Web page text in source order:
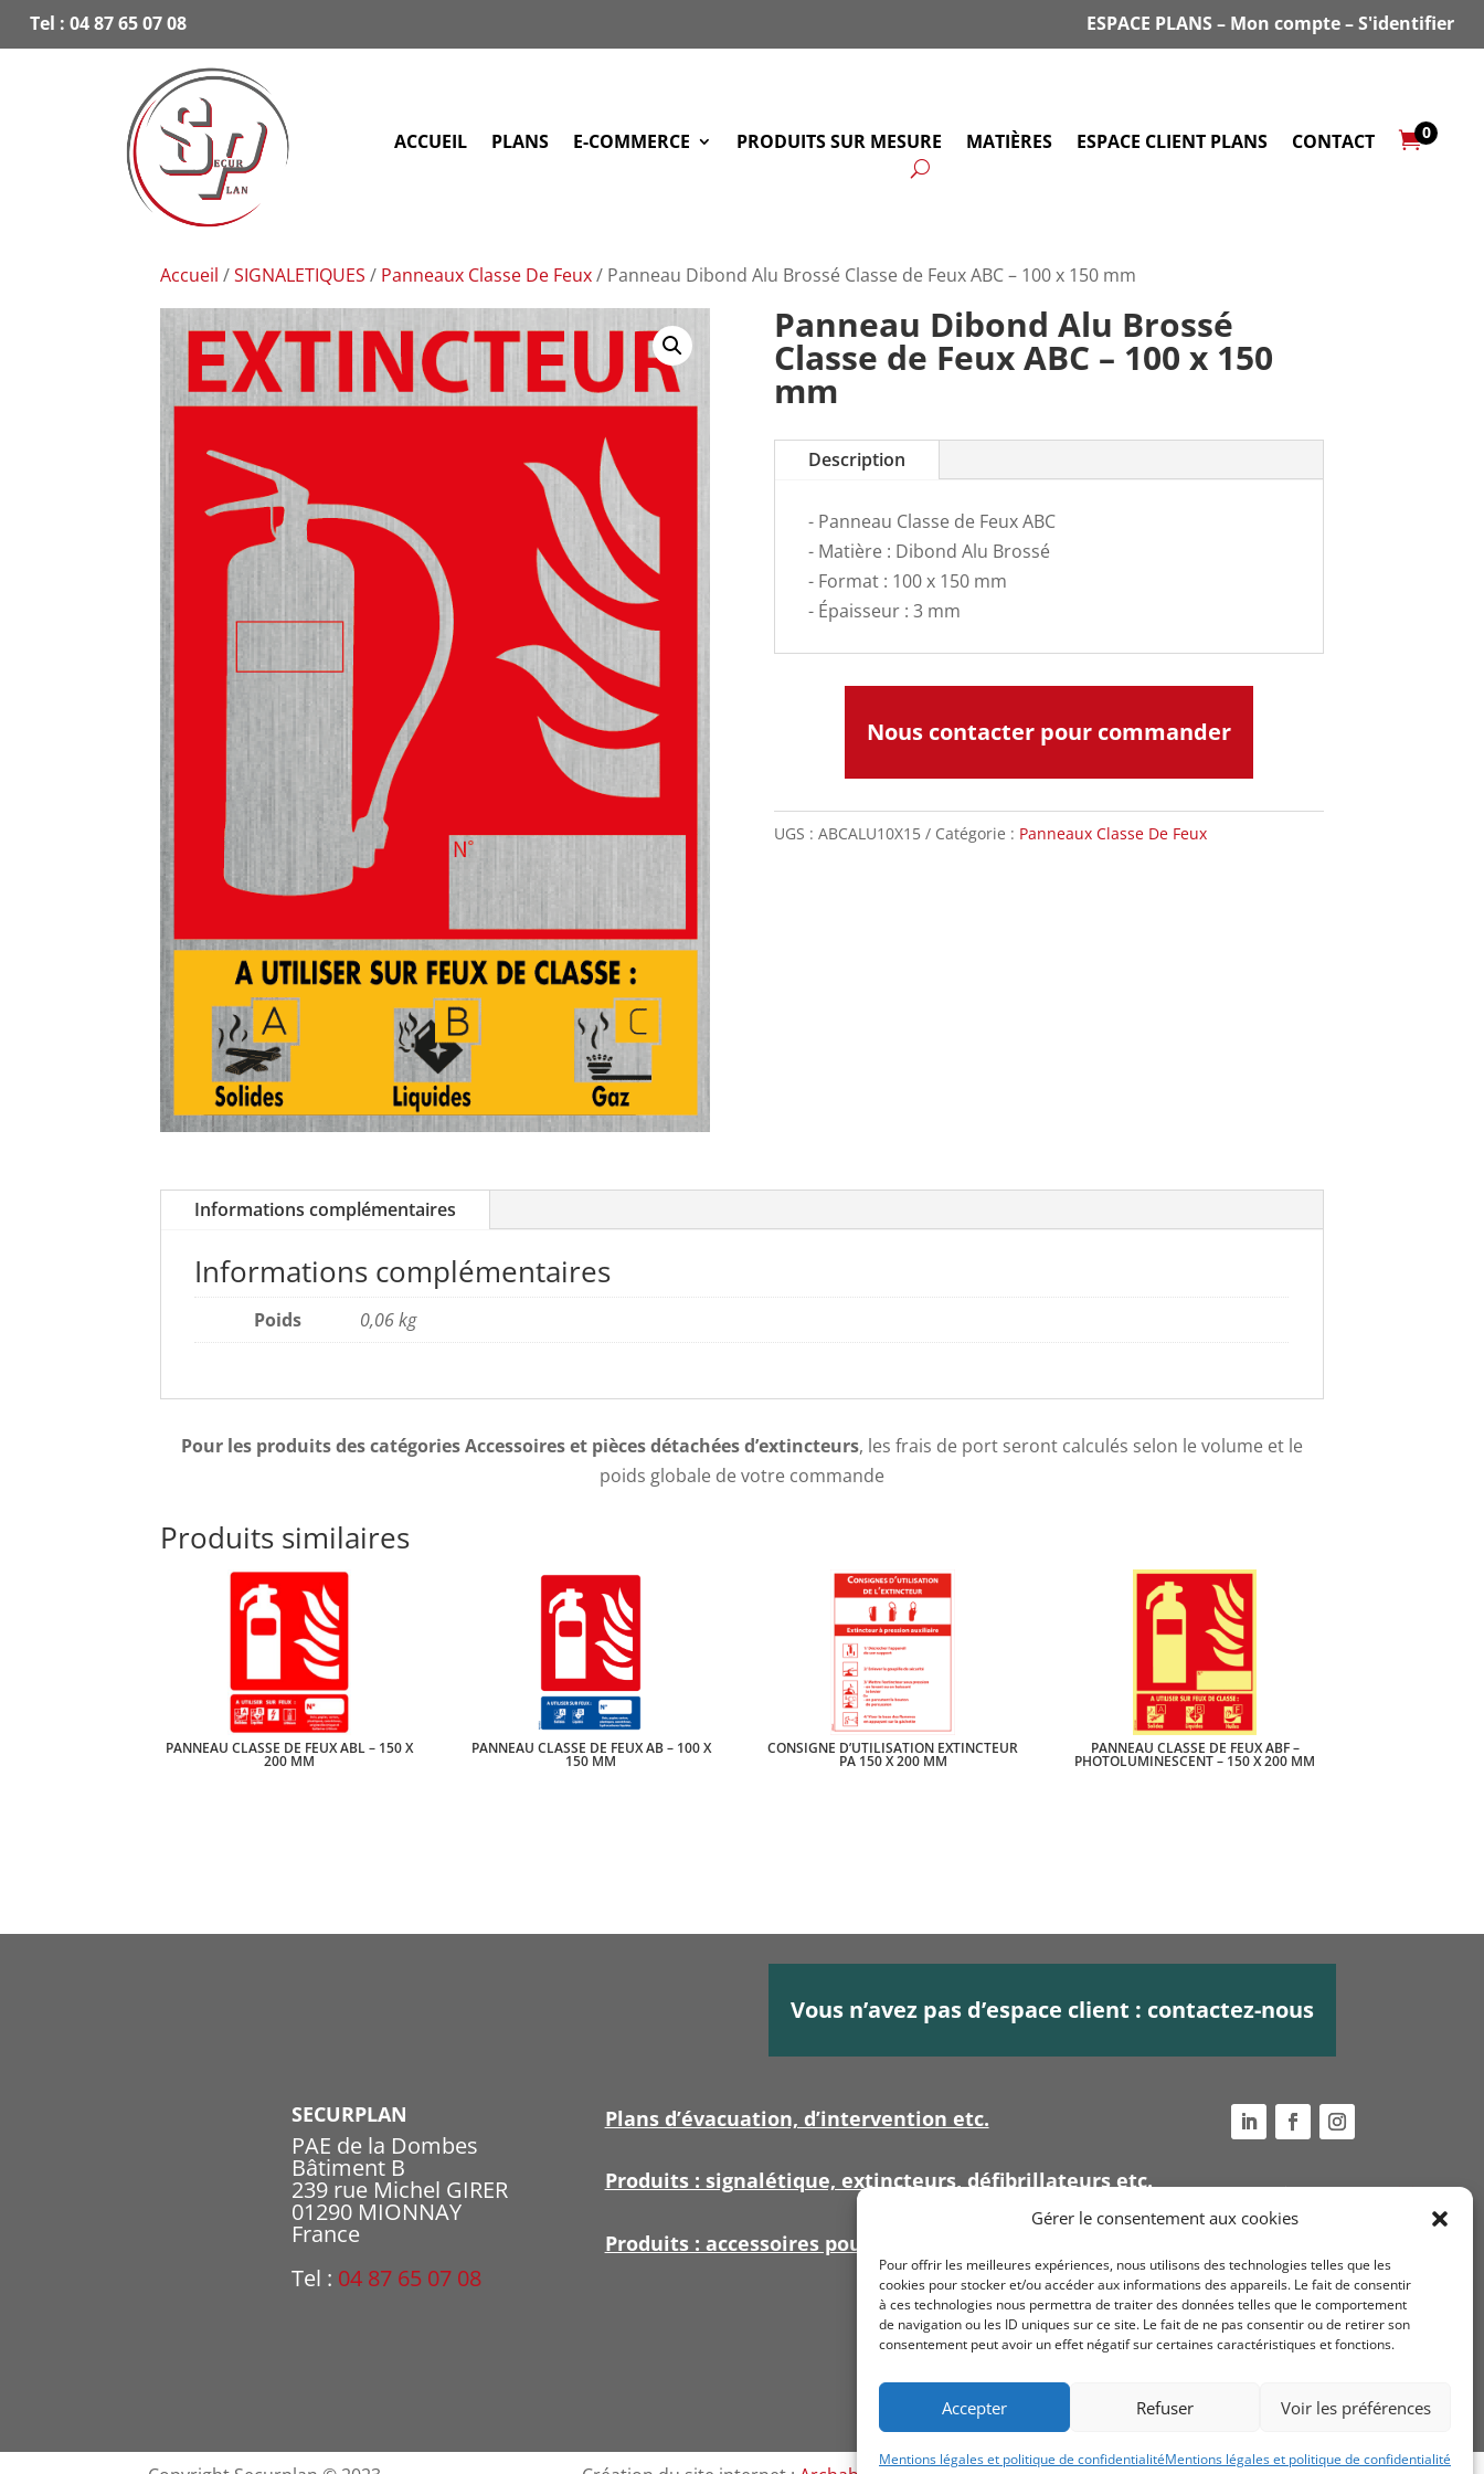
Gérer le consentement aux cookies
Pour offrir les meilleures expériences, nous utilisons des technologies telles que les
cookies pour stocker et/ou accéder aux informations des appareils. Le fait de consentir
à ces technologies nous permettra de traiter des données telles que le comportement
de navigation ou les ID uniques sur ce site. Le fait de ne pas consentir ou de retirer son
consentement peut avoir un effet négatif sur certaines caractéristiques et fonctions.
Accepter Refuser Voir les préférences
Mentions légales et politique de confidentialitéMentions légales et politique de confidentialité
Tel : 04 87 65 07 08 ESPACE PLANS– Mon compte–S'identifier
ACCUEIL PLANS E-COMMERCE PRODUITS SUR MESURE MATIÈRES ESPACE CLIENT PLANS CONTACT 0
Accueil /SIGNALETIQUES / Panneaux Classe De Feux/ Panneau Dibond Alu Brossé Classe de Feux ABC – 100 x 150 mm
Panneau Dibond Alu Brossé
Classe de Feux ABC – 100 x 150
mm
Description
- Panneau Classe de Feux ABC
- Matière : Dibond Alu Brossé
- Format : 100 x 150 mm
- Épaisseur : 3 mm
Nous contacter pour commander
UGS : ABCALU10X15 Catégorie : Panneaux Classe De Feux
Informations complémentaires
Informations complémentaires
Poids 0,06 kg
Pour les produits des catégories Accessoires et pièces détachées d’extincteurs, les frais de port seront calculés selon le volume et le
poids globale de votre commande
Produits similaires
PANNEAU CLASSE DE FEUX ABL – 150 X
200 MM
PANNEAU CLASSE DE FEUX AB – 100 X
150 MM
CONSIGNE D’UTILISATION EXTINCTEUR
PA 150 X 200 MM
PANNEAU CLASSE DE FEUX ABF –
PHOTOLUMINESCENT – 150 X 200 MM
Vous n’avez pas d’espace client : contactez-nous
SECURPLAN
PAE de la Dombes
Bâtiment B
239 rue Michel GIRER
01290 MIONNAY
France
Tel : 04 87 65 07 08
Plans d’évacuation, d’intervention etc.
Produits : signalétique, extincteurs, défibrillateurs etc.
Produits : accessoires pour signalétique
Voir nosconditions
générales de ventes
Mentions légales et
politique de
confidentialité